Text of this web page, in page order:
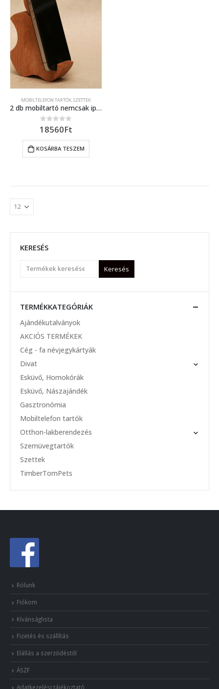
MOBILTELEFON TARTÓK,SZETTEK
2 db mobiltartó nemcsak iphone-osoknak
0 out of 5
18560Ft
KOSÁRBA TESZEM
KERESÉS
Keresés
TERMÉKKATEGÓRIÁK
Ajándékutalványok
AKCIÓS TERMÉKEK
Cég - fa névjegykártyák
Divat
Esküvő, Homokórák
Esküvő, Nászajándék
Gasztronómia
Mobiltelefon tartók
Otthon-lakberendezés
Szemüvegtartók
Szettek
TimberTomPets
Rólunk
Fiókom
Kívánságlista
Fizetés és szállítás
Elállás a szerződéstől
ÁSZF
Adatkezelési tájékoztató